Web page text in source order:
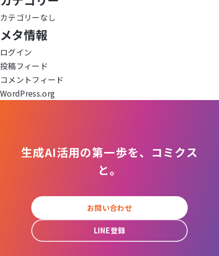
ー
シ
ョ
ン
カテゴリーなし
メタ情報
ログイン
投稿フィード
コメントフィード
WordPress.org
生成AI活用の第一歩を、コミクス
と。
お問い合わせ
LINE登録